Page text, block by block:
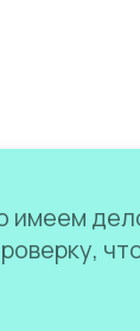
имеем